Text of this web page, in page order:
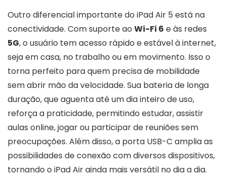
Outro diferencial importante do iPad Air 5 está na
conectividade. Com suporte ao Wi-Fi 6 e às redes
5G, o usuário tem acesso rápido e estável à internet,
seja em casa, no trabalho ou em movimento. Isso o
torna perfeito para quem precisa de mobilidade
sem abrir mão da velocidade. Sua bateria de longa
duração, que aguenta até um dia inteiro de uso,
reforça a praticidade, permitindo estudar, assistir
aulas online, jogar ou participar de reuniões sem
preocupações. Além disso, a porta USB-C amplia as
possibilidades de conexão com diversos dispositivos,
tornando o iPad Air ainda mais versátil no dia a dia.